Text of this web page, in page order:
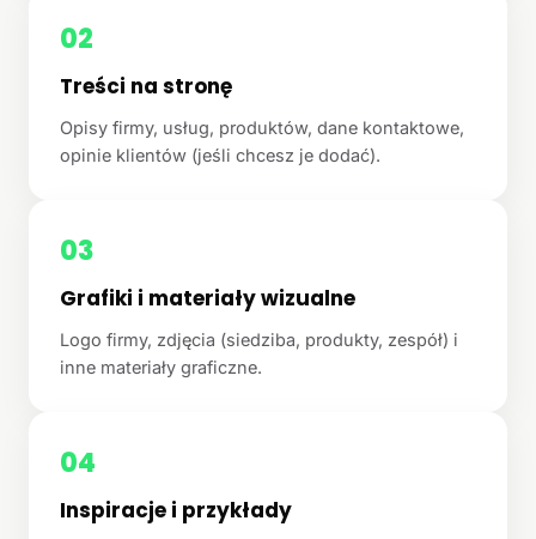
02
Treści na stronę
Opisy firmy, usług, produktów, dane kontaktowe,
opinie klientów (jeśli chcesz je dodać).
03
Grafiki i materiały wizualne
Logo firmy, zdjęcia (siedziba, produkty, zespół) i
inne materiały graficzne.
04
Inspiracje i przykłady